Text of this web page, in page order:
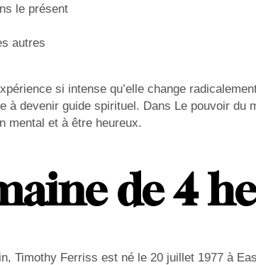
le présent
autres
si intense qu’elle change
à devenir guide spirituel. Dans Le pouvoir
mental et à être heureux.
de 4
Timothy Ferriss est né le 20 juillet 1977 à